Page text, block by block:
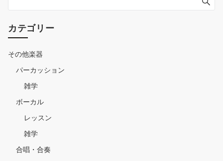
ー
ジ
送
り
カテゴリー
その他楽器
パーカッション
雑学
ボーカル
レッスン
雑学
合唱・合奏